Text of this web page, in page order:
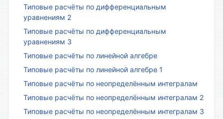
Типовые расчёты по дифференциальным
уравнениям 2
Типовые расчёты по дифференциальным
уравнениям 3
Типовые расчёты по линейной алгебре
Типовые расчёты по линейной алгебре 1
Типовые расчёты по неопределённым интегралам
Типовые расчёты по неопределённым интегралам 2
Типовые расчёты по неопределённым интегралам 3